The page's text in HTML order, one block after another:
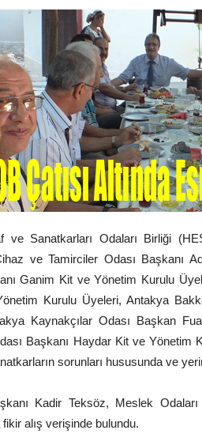
ve Sanatkarları Odaları Birliği
ve Tamirciler Odası Başkanı
Ganim Kit ve Yönetim Kurulu
Kurulu Üyeleri, Antakya
Kaynakçılar Odası Başkan
Başkanı Haydar Kit ve Yönetim
sorunları hususunda ve
Kadir Teksöz, Meslek
fikir alış verişinde bulundu.